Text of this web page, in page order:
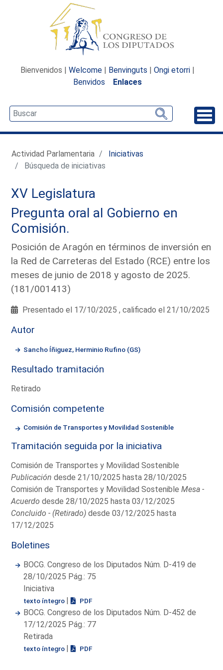
Bienvenidos | Welcome | Benvinguts | Ongi etorri |
Benvidos
Enlaces
Actividad Parlamentaria
Iniciativas
Búsqueda de iniciativas
XV Legislatura
Pregunta oral al Gobierno en
Comisión.
Posición de Aragón en términos de inversión en
la Red de Carreteras del Estado (RCE) entre los
meses de junio de 2018 y agosto de 2025.
(181/001413)
Presentado el 17/10/2025 , calificado el 21/10/2025
Autor
Sancho Íñiguez, Herminio Rufino (GS)
Resultado tramitación
Retirado
Comisión competente
Comisión de Transportes y Movilidad Sostenible
Tramitación seguida por la iniciativa
Comisión de Transportes y Movilidad Sostenible
Publicación desde 21/10/2025 hasta 28/10/2025
Comisión de Transportes y Movilidad SostenibleMesa -
Acuerdo desde 28/10/2025 hasta 03/12/2025
Concluido - (Retirado) desde 03/12/2025 hasta
17/12/2025
Boletines
BOCG. Congreso de los Diputados Núm. D-419 de
28/10/2025 Pág.: 75
Iniciativa
texto íntegro | PDF
BOCG. Congreso de los Diputados Núm. D-452 de
17/12/2025 Pág.: 77
Retirada
texto íntegro | PDF